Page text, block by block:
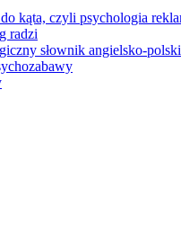
kąta, czyli psychologia
radzi
słownik angielsko-polski